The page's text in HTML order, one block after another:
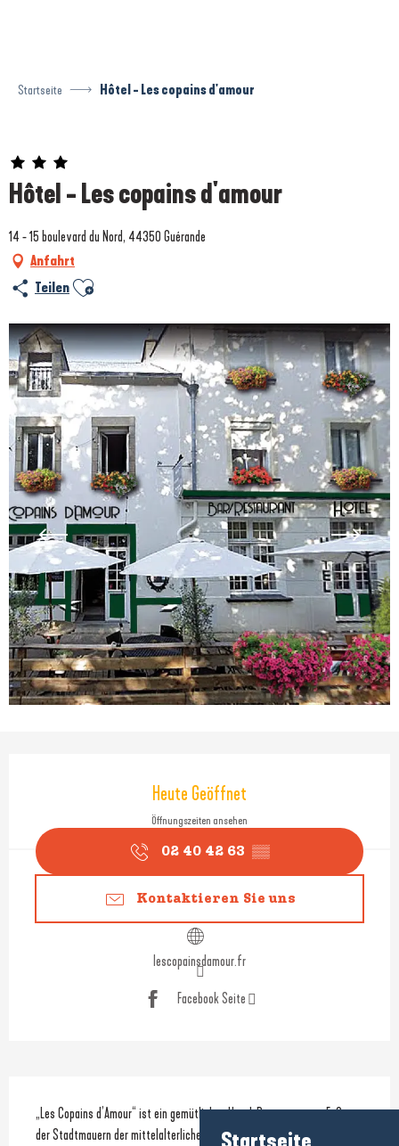
Startseite Hôtel - Les copains d'amour
Hôtel - Les copains d'amour
Prestataire engagé dans une démarche environnementale
14 - 15 boulevard du Nord, 44350 Guérande
Anfahrt
Teilen Ajouter aux favoris
Öffnungszeiten & Kontaktdaten
Heute Geöffnet
Öffnungszeiten ansehen
02 40 42 63 ▒▒
Kontaktieren Sie uns
lescopainsdamour.fr
Facebook Seite
Beschreibung
„Les Copains d’Amour“ ist ein gemütliches Hotel-Restaurant am Fuße
der Stadtmauern der mittelalterlichen Stadt Guérande im Departement